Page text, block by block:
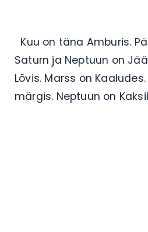
Kuu on täna Amburis.
Saturn ja Neptuun on
Lõvis. Marss on
märgis. Neptuun on